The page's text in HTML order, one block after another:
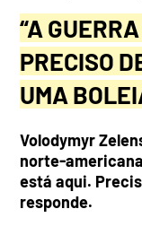
“A
PRECISO
UMA
Volodymyr
norte-
está aqui.
responde.